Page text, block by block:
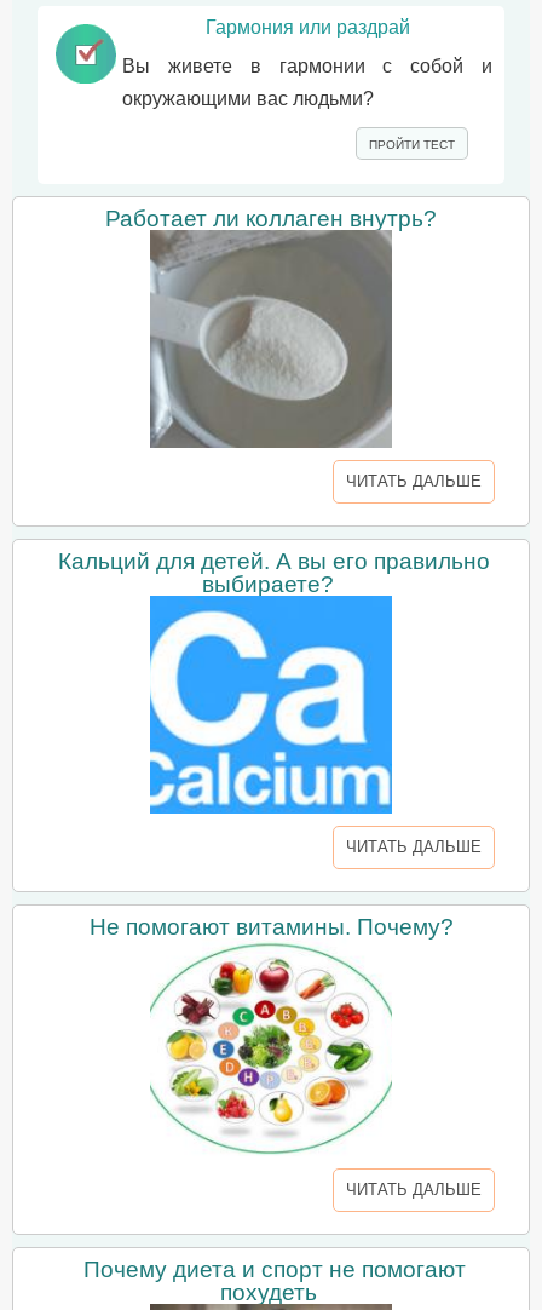
Гармония или раздрай
Вы живете в гармонии с собой и
окружающими вас людьми?
ПРОЙТИ ТЕСТ
Работает ли коллаген внутрь?
ЧИТАТЬ ДАЛЬШЕ
Кальций для детей. А вы его правильно
выбираете?
ЧИТАТЬ ДАЛЬШЕ
Не помогают витамины. Почему?
ЧИТАТЬ ДАЛЬШЕ
Почему диета и спорт не помогают
похудеть